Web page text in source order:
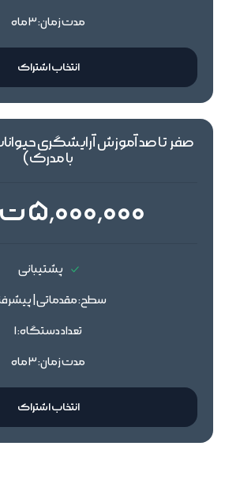
مدت زمان: 3 ماه
انتخاب اشتراک
صفر تا صد آموزش آرایشگری
با مدرک)
5٬000٬000 ت
پشتیبانی
سطح: مقدماتی |
تعداد دستگاه: 1
مدت زمان: 3 ماه
انتخاب اشتراک